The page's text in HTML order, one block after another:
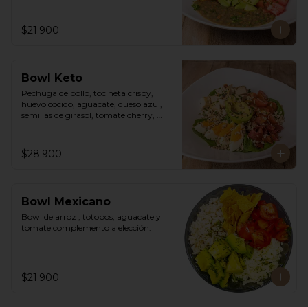
$21.900
Bowl Keto
Pechuga de pollo, tocineta crispy,
huevo cocido, aguacate, queso azul,
semillas de girasol, tomate cherry,
$28.900
Bowl Mexicano
Bowl de arroz , totopos, aguacate y
tomate complemento a elección.
$21.900